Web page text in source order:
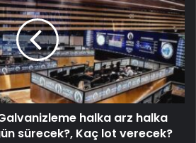
halka arz halka
sürecek?, Kaç lot verecek?